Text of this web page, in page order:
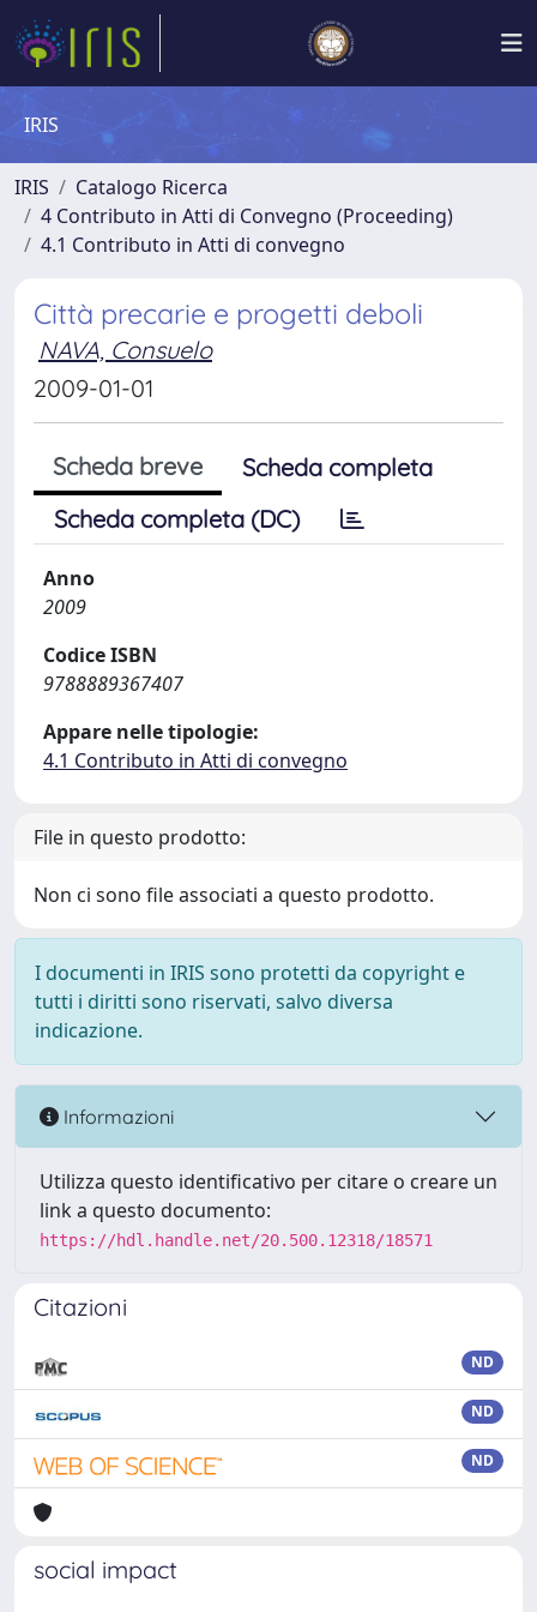
IRIS
IRIS
Catalogo Ricerca
4 Contributo in Atti di Convegno (Proceeding)
4.1 Contributo in Atti di convegno
Città precarie e progetti deboli
NAVA, Consuelo
2009-01-01
Scheda breve
Scheda completa
Scheda completa (DC)
Anno
2009
Codice ISBN
9788889367407
Appare nelle tipologie:
4.1 Contributo in Atti di convegno
File in questo prodotto:
Non ci sono file associati a questo prodotto.
I documenti in IRIS sono protetti da copyright e
tutti i diritti sono riservati, salvo diversa
indicazione.
Informazioni
Utilizza questo identificativo per citare o creare un
link a questo documento:
https://hdl.handle.net/20.500.12318/18571
Citazioni
ND
ND
ND
social impact